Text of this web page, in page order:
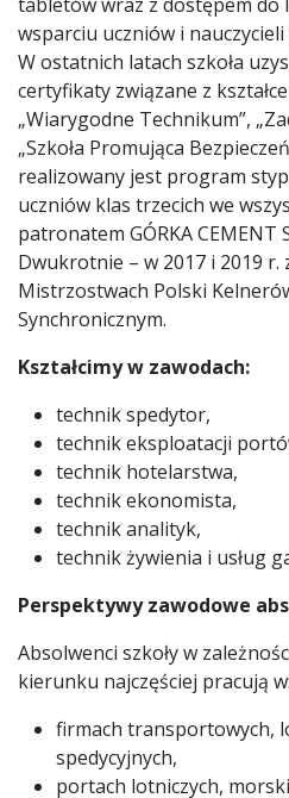
tabletów wraz z dostępem do
wsparciu uczniów i
W ostatnich latach szkoła
certyfikaty związane z
„Wiarygodne Technikum”,
„Szkoła Promująca
realizowany jest program
uczniów klas trzecich we
patronatem GÓRKA CEMENT
Dwukrotnie – w 2017 i 2019 r.
Mistrzostwach Polski
Synchronicznym.
Kształcimy w zawodach:
technik spedytor,
technik eksploatacji
technik hotelarstwa,
technik ekonomista,
technik analityk,
technik żywienia i usług
Perspektywy zawodowe
Absolwenci szkoły w
kierunku najczęściej pracują w:
firmach transportowych,
spedycyjnych,
portach lotniczych,